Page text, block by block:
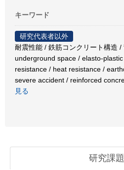
キーワード
研究代表者以外
耐震性能 / 鉄筋コンクリート構造
underground space / elasto-
resistance / heat resistance /
severe accident / reinforced
見る
研究課題